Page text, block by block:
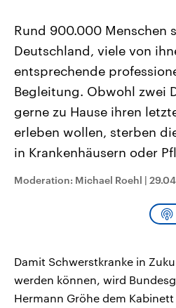
Landtagswahl Sachsen-Anhalt
2026
Alle Informationen
Sachsen-Anhalt wählt am 6.
September 2026 einen neuen
Landtag. Seit 2021 wird das
Bundesland von einer Koalition
Umfragen, Prognosen,
und Hintergründe zu den Parteien
und Kandidaten der anstehenden
Sendungen Programm
Rund 900.000 Menschen
Deutschland, viele von
entsprechende
Begleitung. Obwohl zwei
gerne zu Hause ihren
erleben wollen, sterben
in Krankenhäusern oder
Moderation: Michael Roehl |
Damit Schwerstkranke in
werden können, wird
Hermann Gröhe dem